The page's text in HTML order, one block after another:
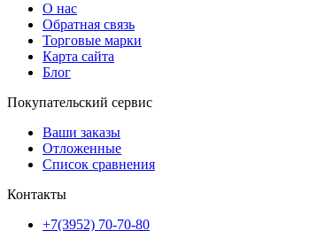
О нас
Обратная связь
Торговые марки
Карта сайта
Блог
Покупательский сервис
Ваши заказы
Отложенные
Список сравнения
Контакты
+7(3952) 70-70-80